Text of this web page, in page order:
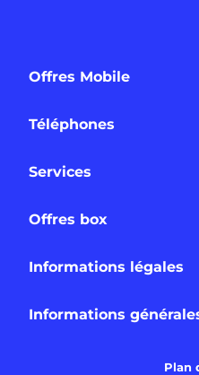
Offres Mobile
Téléphones
Services
Offres box
Informations légales
Informations
Plan